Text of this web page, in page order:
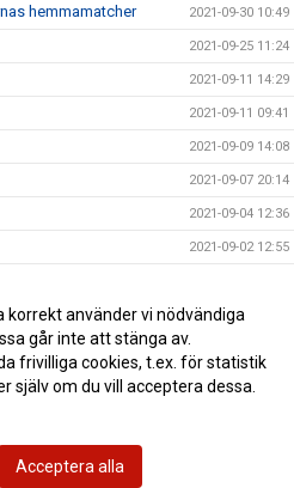
hemmamatcher 2021-09-30 10:49
2021-09-25 11:24
2021-09-11 14:29
2021-09-11 09:41
2021-09-09 14:08
2021-09-07 20:14
2021-09-04 12:36
2021-09-02 12:55
2021-05-03 10:20
2021-01-26 11:30
korrekt använder vi nödvändiga
går inte att stänga av.
frivilliga cookies, t.ex. för statistik
själv om du vill acceptera dessa.
Acceptera alla